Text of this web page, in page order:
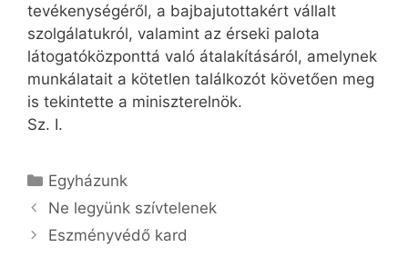
tevékenységéről, a bajbajutottakért vállalt
szolgálatukról, valamint az érseki palota
látogatóközponttá való átalakításáról, amelynek
munkálatait a kötetlen találkozót követően meg
is tekintette a miniszterelnök.
Sz. I.
Kategória
Egyházunk
Ne legyünk szívtelenek
Eszményvédő kard